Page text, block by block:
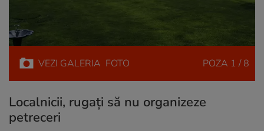
VEZI GALERIA FOTO POZA 1 / 8
Localnicii, rugați să nu organizeze
petreceri